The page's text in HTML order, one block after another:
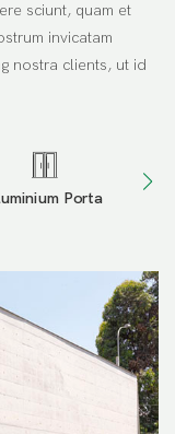
sciunt, quam et
invicatam
nostra clients, ut id
Porta